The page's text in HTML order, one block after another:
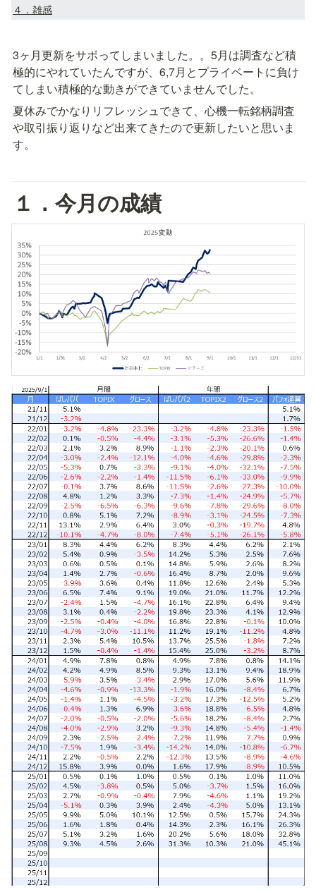
４．雑感
3ヶ月更新をサボってしまいました。。5月は調査など積
極的にやれていたんですが、6,7月とプライベートに負け
てしまい積極的な動きができていませんでした。
夏休みでかなりリフレッシュできて、心機一転銘柄調査
や取引振り返りなど出来てきたので更新したいと思いま
す。
１．今月の成績